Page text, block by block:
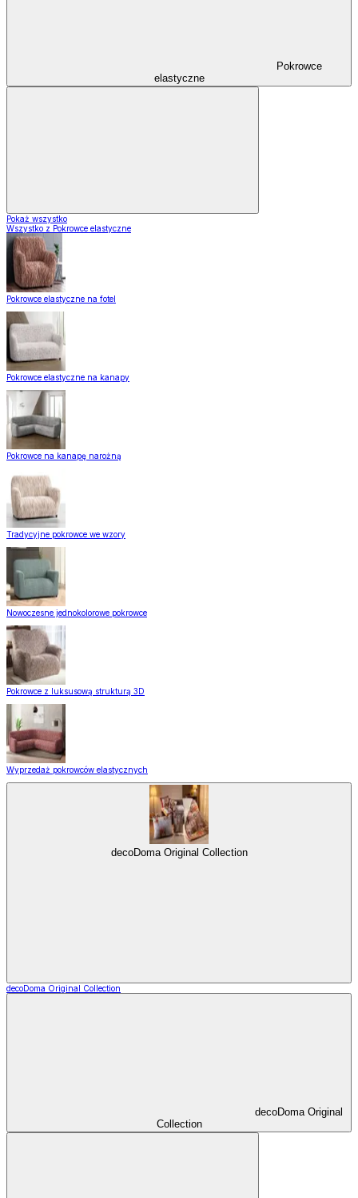
Pokrowce
elastyczne
Pokaż wszystko
Wszystko z Pokrowce elastyczne
Pokrowce elastyczne na fotel
Pokrowce elastyczne na kanapy
Pokrowce na kanapę narożną
Tradycyjne pokrowce we wzory
Nowoczesne jednokolorowe pokrowce
Pokrowce z luksusową strukturą 3D
Wyprzedaż pokrowców elastycznych
decoDoma Original Collection
decoDoma Original Collection
decoDoma Original
Collection